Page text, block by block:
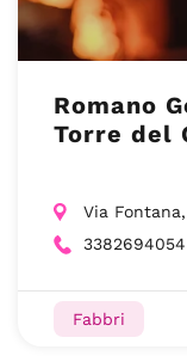
Romano
Torre del
Via
3382694054
Fabbri